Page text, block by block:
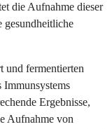
die Aufnahme dieser
gesundheitliche
und fermentierten
Ergebnisse,
Aufnahme von